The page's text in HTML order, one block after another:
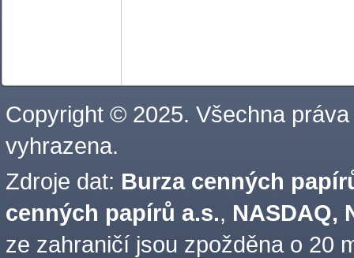
Copyright © 2025. Všechna práva
vyhrazena.
Zdroje dat: Burza cenných
cenných papírů a.s., NASDAQ,
ze zahraničí jsou zpožděna o 20